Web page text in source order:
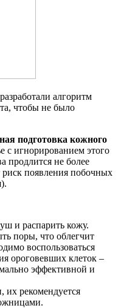
алгоритм
чтобы не было
подготовка кожного
с игнорированием этого
продлится не более
риск появления побочных
и распарить кожу.
поры, что облегчит
воспользоваться
ороговевших клеток –
эффективной и
их рекомендуется